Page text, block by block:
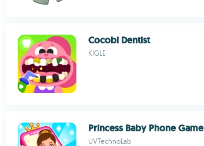
Cocobi Dentist
KIGLE
Princess Baby Phone Game
UVTechnoLab